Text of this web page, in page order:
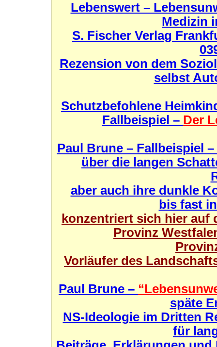
Lebenswert –
Medizin
S. Fischer Verlag
Rezension von dem
selbst
Schutzbefohlene
Fallbeispiel – Der
Paul Brune – Fallbeispiel –
über die langen
aber auch ihre dunkle
bis fast
konzentriert sich hier
Provinz
Vorläufer des
Paul Brune –
späte
NS-Ideologie im Dritten
für